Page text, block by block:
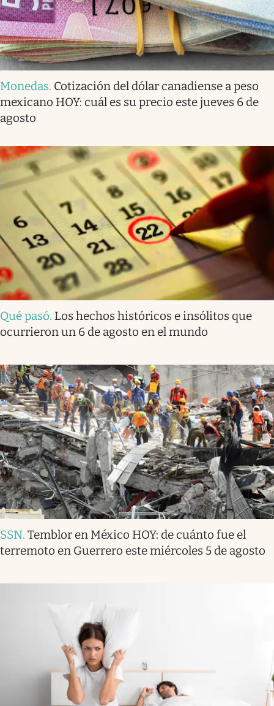
Monedas. Cotización del dólar canadiense a peso
mexicano HOY: cuál es su precio este jueves 6 de
agosto
Qué pasó. Los hechos históricos e insólitos que
ocurrieron un 6 de agosto en el mundo
SSN. Temblor en México HOY: de cuánto fue el
terremoto en Guerrero este miércoles 5 de agosto